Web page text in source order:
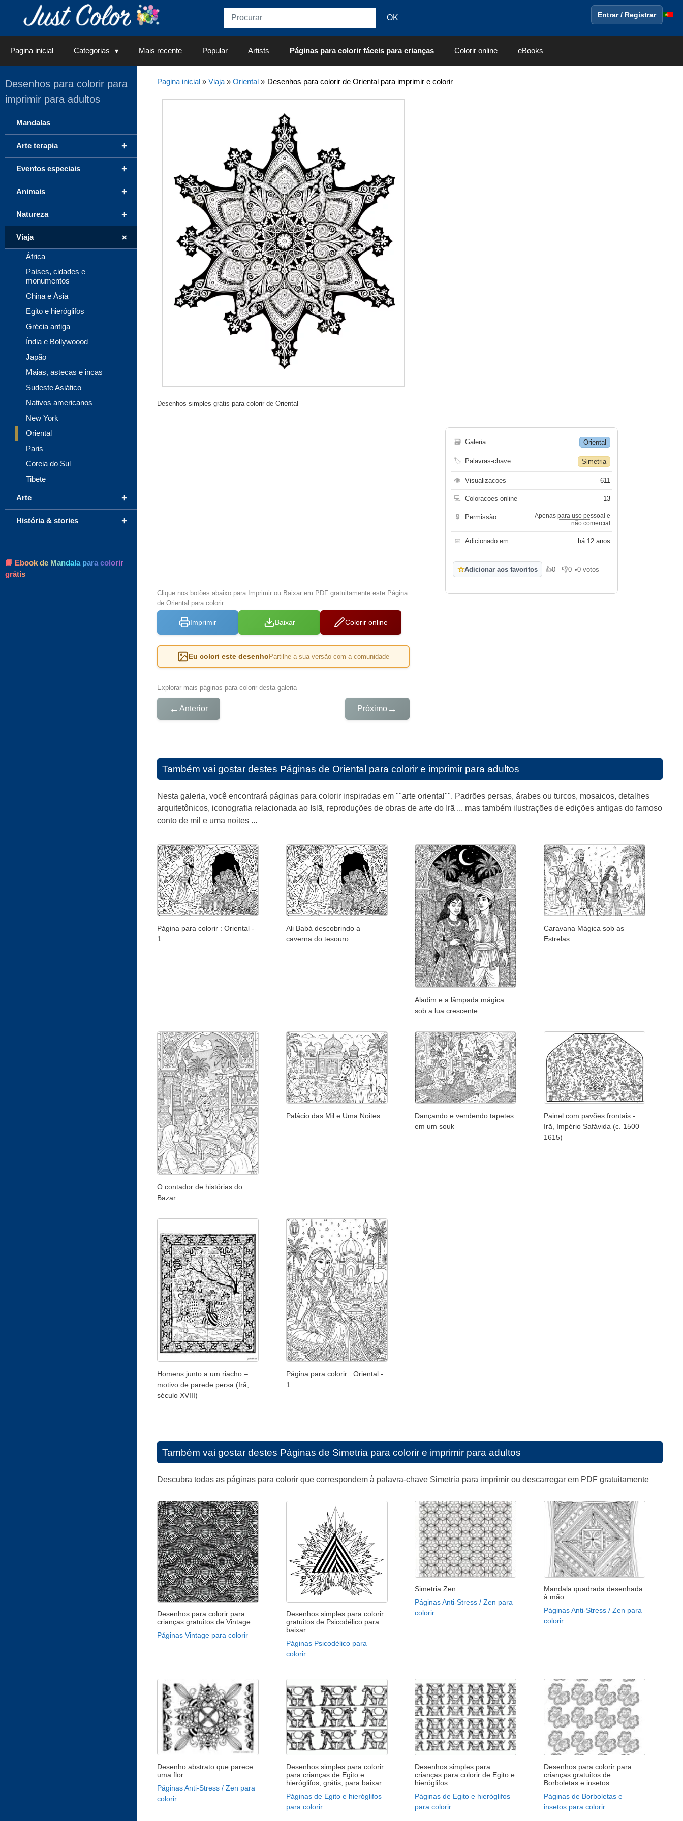
Entrar / Registrar
Pagina inicial Categorias Mais recente Popular Artists Páginas para colorir fáceis para crianças Colorir online eBooks
Pagina inicial» Viaja» Oriental» Desenhos para colorir de Oriental para imprimir e colorir
Desenhos simples grátis para colorir de Oriental
Clique nos botões abaixo para Imprimir ou Baixar em PDF gratuitamente este Página
de Oriental para colorir
Imprimir Baixar Colorir online
Eu colori este desenhoPartilhe a sua versão com a comunidade
Explorar mais páginas para colorir desta galeria
← Anterior Próximo →
🗃 Galeria Oriental
🏷 Palavras-chave Simetria
👁 Visualizacoes 611
💻 Coloracoes online 13
🔒 Permissão
Apenas para uso pessoal e
não comercial
📅 Adicionado em há 12 anos
☆Adicionar aos favoritos 👍0
Gosto 👎0
Não gosto
•0 votos
Também vai gostar destes Páginas de Oriental para colorir e imprimir para adultos
Nesta galeria, você encontrará páginas para colorir inspiradas em ""arte oriental"". Padrões persas, árabes ou turcos, mosaicos, detalhes
arquitetônicos, iconografia relacionada ao Islã, reproduções de obras de arte do Irã ... mas também ilustrações de edições antigas do famoso
conto de mil e uma noites ...
Página para colorir : Oriental -
1
Ali Babá descobrindo a
caverna do tesouro
Aladim e a lâmpada mágica
sob a lua crescente
Caravana Mágica sob as
Estrelas
O contador de histórias do
Bazar
Palácio das Mil e Uma Noites
Dançando e vendendo tapetes
em um souk
Painel com pavões frontais -
Irã, Império Safávida (c. 1500
1615)
Homens junto a um riacho –
motivo de parede persa (Irã,
século XVIII)
Página para colorir : Oriental -
1
Também vai gostar destes Páginas de Simetria para colorir e imprimir para adultos
Descubra todas as páginas para colorir que correspondem à palavra-chave Simetria para imprimir ou descarregar em PDF gratuitamente
Desenhos para colorir para
crianças gratuitos de Vintage
Páginas Vintage para colorir
Desenhos simples para colorir
gratuitos de Psicodélico para
baixar
Páginas Psicodélico para
colorir
Simetria Zen
Páginas Anti-Stress / Zen para
colorir
Mandala quadrada desenhada
à mão
Páginas Anti-Stress / Zen para
colorir
Desenho abstrato que parece
uma flor
Páginas Anti-Stress / Zen para
colorir
Desenhos simples para colorir
para crianças de Egito e
hieróglifos, grátis, para baixar
Páginas de Egito e hieróglifos
para colorir
Desenhos simples para
crianças para colorir de Egito e
hieróglifos
Páginas de Egito e hieróglifos
para colorir
Desenhos para colorir para
crianças gratuitos de
Borboletas e insetos
Páginas de Borboletas e
insetos para colorir
Desenhos para colorir para
imprimir para adultos
Mandalas
+
Arte terapia
+
Eventos especiais
+
Animais
+
Natureza
+
Viaja
África
Países, cidades e
monumentos
China e Ásia
Egito e hieróglifos
Grécia antiga
Índia e Bollywoood
Japão
Maias, astecas e incas
Sudeste Asiático
Nativos americanos
New York
Oriental
Paris
Coreia do Sul
Tibete
+
Arte
+
História & stories
📘 Ebook de Mandala para colorir
grátis